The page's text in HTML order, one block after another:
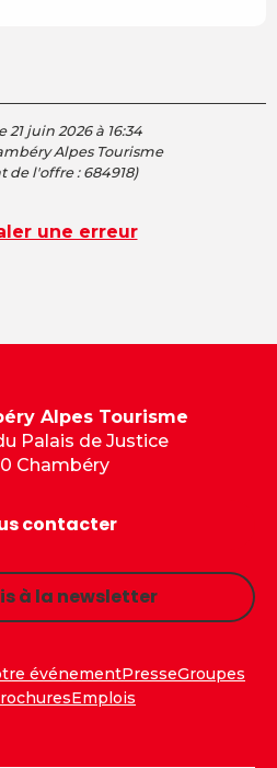
21 juin 2026 à 16:34
Alpes Tourisme
de l'offre : 684918)
une erreur
Alpes Tourisme
Palais de Justice
Chambéry
contacter
à la newsletter
événementPresseGroupes
Emplois